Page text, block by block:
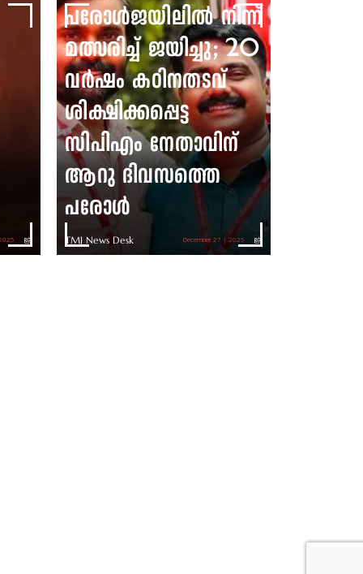
പരോൾജയിലിൽ നിന്ന്
മത്സരിച്ച് ജയിച്ചു; 20
വർഷം കഠിനതടവ്
ശിക്ഷിക്കപ്പെട്ട
സിപിഎം നേതാവിന്
ആറു ദിവസത്തെ
പരോൾ
TMJ News Desk December 27 | 2025